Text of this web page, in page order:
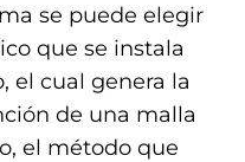
se puede elegir
que se instala
el cual genera la
de una malla
el método que